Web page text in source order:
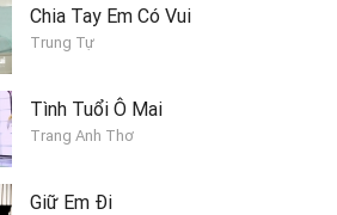
Chia Tay Em Có Vui
Trung Tự
Tình Tuổi Ô Mai
Trang Anh Thơ
Giữ Em Đi